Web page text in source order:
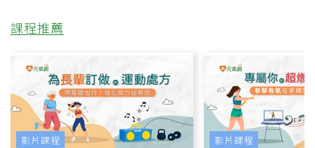
課程推薦
影片課程 影片課程